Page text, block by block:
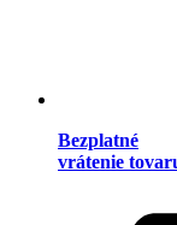
Bezplatné
vrátenie